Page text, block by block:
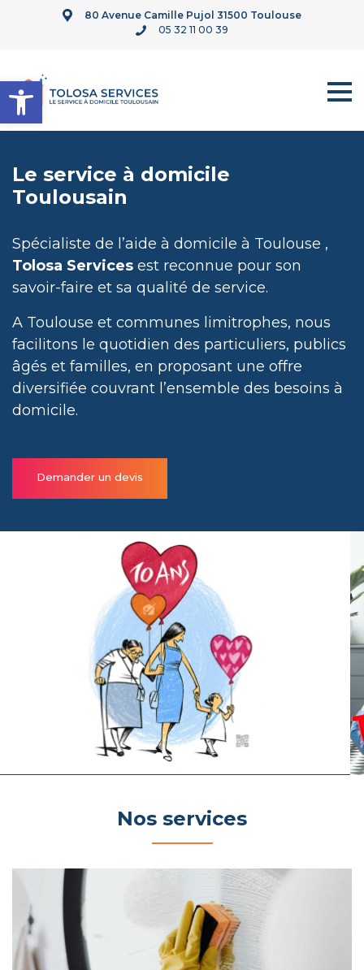
Ouvrir la barre d’outils
80 Avenue Camille Pujol 31500 Toulouse
05 32 11 00 39
Le service à domicile
Toulousain
Spécialiste de l’aide à domicile à Toulouse ,
Tolosa Services est reconnue pour son
savoir-faire et sa qualité de service.
A Toulouse et communes limitrophes, nous
facilitons le quotidien des particuliers, publics
âgés et familles, en proposant une offre
diversifiée couvrant l’ensemble des besoins à
domicile.
Demander un devis
Nos services